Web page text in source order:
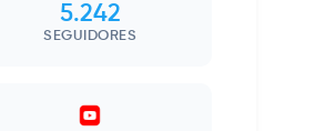
5.242
SEGUIDORES